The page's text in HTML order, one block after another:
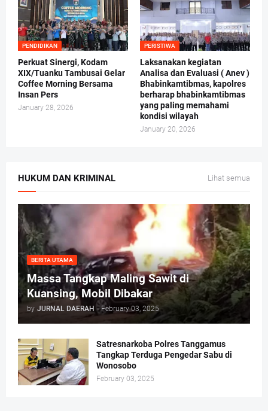
PENDIDIKAN
Perkuat Sinergi, Kodam
XIX/Tuanku Tambusai Gelar
Coffee Morning Bersama
Insan Pers
January 28, 2026
PERISTIWA
Laksanakan kegiatan
Analisa dan Evaluasi ( Anev )
Bhabinkamtibmas, kapolres
berharap bhabinkamtibmas
yang paling memahami
kondisi wilayah
January 20, 2026
HUKUM DAN KRIMINAL Lihat semua
BERITA UTAMA
Massa Tangkap Maling Sawit di
Kuansing, Mobil Dibakar
by JURNAL DAERAH - February 03, 2025
Satresnarkoba Polres Tanggamus
Tangkap Terduga Pengedar Sabu di
Wonosobo
February 03, 2025